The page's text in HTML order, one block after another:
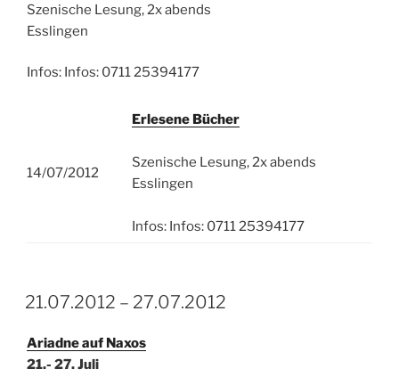
Szenische Lesung, 2x abends
Esslingen
Infos: Infos: 0711 25394177
14/07/2012
Erlesene Bücher
Szenische Lesung, 2x abends
Esslingen
Infos: Infos: 0711 25394177
21.07.2012 – 27.07.2012
Ariadne auf Naxos
21.- 27. Juli